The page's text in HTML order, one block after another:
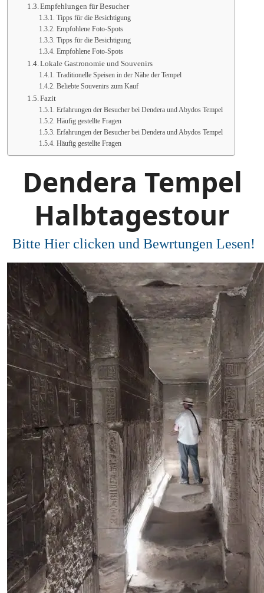
Empfehlungen für Besucher
Tipps für die Besichtigung
Empfohlene Foto-Spots
Tipps für die Besichtigung
Empfohlene Foto-Spots
Lokale Gastronomie und Souvenirs
Traditionelle Speisen in der Nähe der Tempel
Beliebte Souvenirs zum Kauf
Fazit
Erfahrungen der Besucher bei Dendera und Abydos Tempel
Häufig gestellte Fragen
Erfahrungen der Besucher bei Dendera und Abydos Tempel
Häufig gestellte Fragen
Dendera Tempel
Halbtagestour
Bitte Hier clicken und Bewrtungen Lesen!